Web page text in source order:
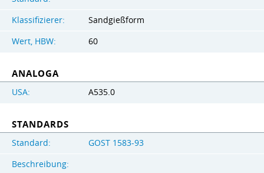
Klassifizierer:
Sandgießform
Wert, HBW:
60
ANALOGA
USA: A535.0
STANDARDS
Standard:
GOST 1583-93
Beschreibung: